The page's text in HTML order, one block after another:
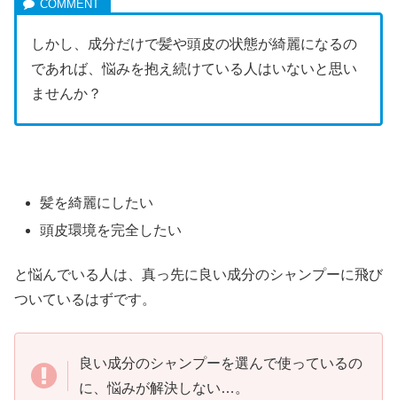
しかし、成分だけで髪や頭皮の状態が綺麗になるの
であれば、悩みを抱え続けている人はいないと思い
ませんか？
髪を綺麗にしたい
頭皮環境を完全したい
と悩んでいる人は、真っ先に良い成分のシャンプーに飛び
ついているはずです。
良い成分のシャンプーを選んで使っているの
に、悩みが解決しない…。